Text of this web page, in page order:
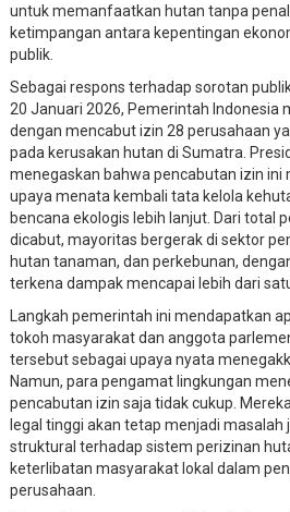
untuk memanfaatkan hutan tanpa
ketimpangan antara kepentingan
publik.
Sebagai respons terhadap sorotan
20 Januari 2026, Pemerintah Indonesia
dengan mencabut izin 28 perusahaan
pada kerusakan hutan di Sumatra.
menegaskan bahwa pencabutan izin ini
upaya menata kembali tata kelola
bencana ekologis lebih lanjut. Dari total
dicabut, mayoritas bergerak di sektor
hutan tanaman, dan perkebunan,
terkena dampak mencapai lebih dari
Langkah pemerintah ini mendapatkan
tokoh masyarakat dan anggota
tersebut sebagai upaya nyata
Namun, para pengamat lingkungan
pencabutan izin saja tidak cukup.
legal tinggi akan tetap menjadi
struktural terhadap sistem perizinan
keterlibatan masyarakat lokal dalam
perusahaan.